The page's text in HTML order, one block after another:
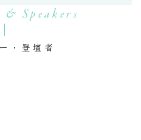
Speakers
・登壇者